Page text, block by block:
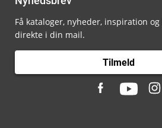
Få kataloger, nyheder, inspiration
direkte i din mail.
Tilmeld